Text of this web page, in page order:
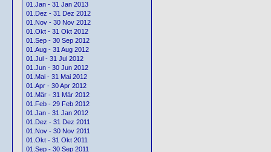
01.Jan - 31 Jan 2013
01.Dez - 31 Dez 2012
01.Nov - 30 Nov 2012
01.Okt - 31 Okt 2012
01.Sep - 30 Sep 2012
01.Aug - 31 Aug 2012
01.Jul - 31 Jul 2012
01.Jun - 30 Jun 2012
01.Mai - 31 Mai 2012
01.Apr - 30 Apr 2012
01.Mär - 31 Mär 2012
01.Feb - 29 Feb 2012
01.Jan - 31 Jan 2012
01.Dez - 31 Dez 2011
01.Nov - 30 Nov 2011
01.Okt - 31 Okt 2011
01.Sep - 30 Sep 2011